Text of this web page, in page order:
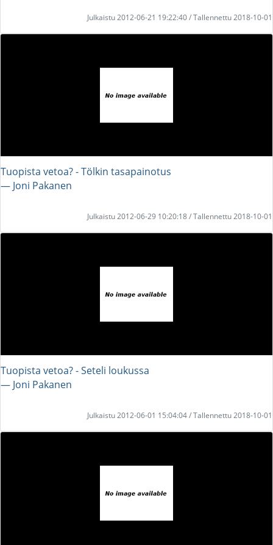
Julkaistu 2012-06-21 19:22:40 / Tallennettu 2018-10-01
Tuopista vetoa? - Tölkin tasapainotus
― Joni Pakanen
Julkaistu 2012-06-29 10:20:18 / Tallennettu 2018-10-01
Tuopista vetoa? - Seteli loukussa
― Joni Pakanen
Julkaistu 2012-06-01 15:04:04 / Tallennettu 2018-10-01